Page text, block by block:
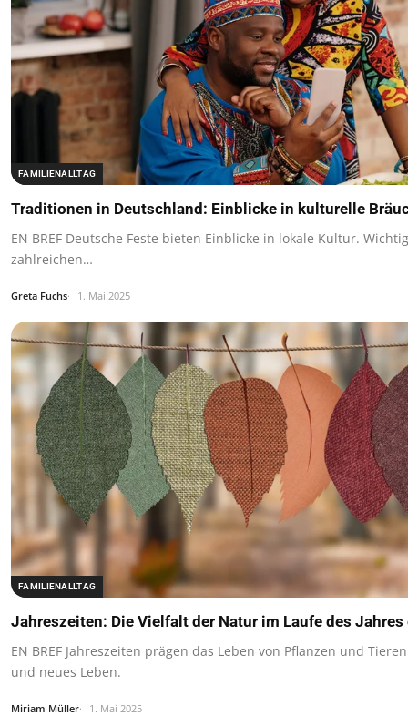
FAMILIENALLTAG
Traditionen in Deutschland: Einblicke in kulturelle
EN BREF Deutsche Feste bieten Einblicke in lokale Kultur.
zahlreichen…
Greta Fuchs 1. Mai 2025
FAMILIENALLTAG
Jahreszeiten: Die Vielfalt der Natur im Laufe des Jahres
EN BREF Jahreszeiten prägen das Leben von Pflanzen und
und neues Leben.
Miriam Müller 1. Mai 2025